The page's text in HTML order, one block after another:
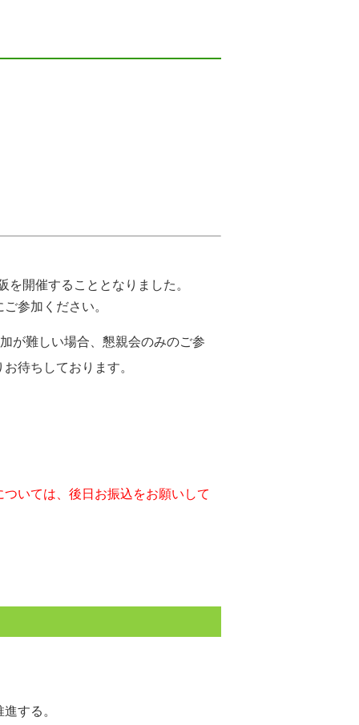
開催することとなりました。
参加ください。
が難しい場合、懇親会のみのご参
待ちしております。
いては、後日お振込をお願いして
する。